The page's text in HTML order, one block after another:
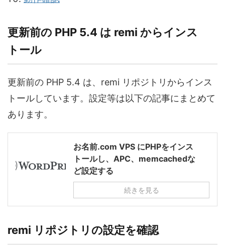
更新前の PHP 5.4 は remi からインス
トール
更新前の PHP 5.4 は、remi リポジトリからインス
トールしています。設定等は以下の記事にまとめて
あります。
お名前.com VPS にPHPをインス
トールし、APC、memcachedな
ど設定する
続きを見る
remi リポジトリの設定を確認